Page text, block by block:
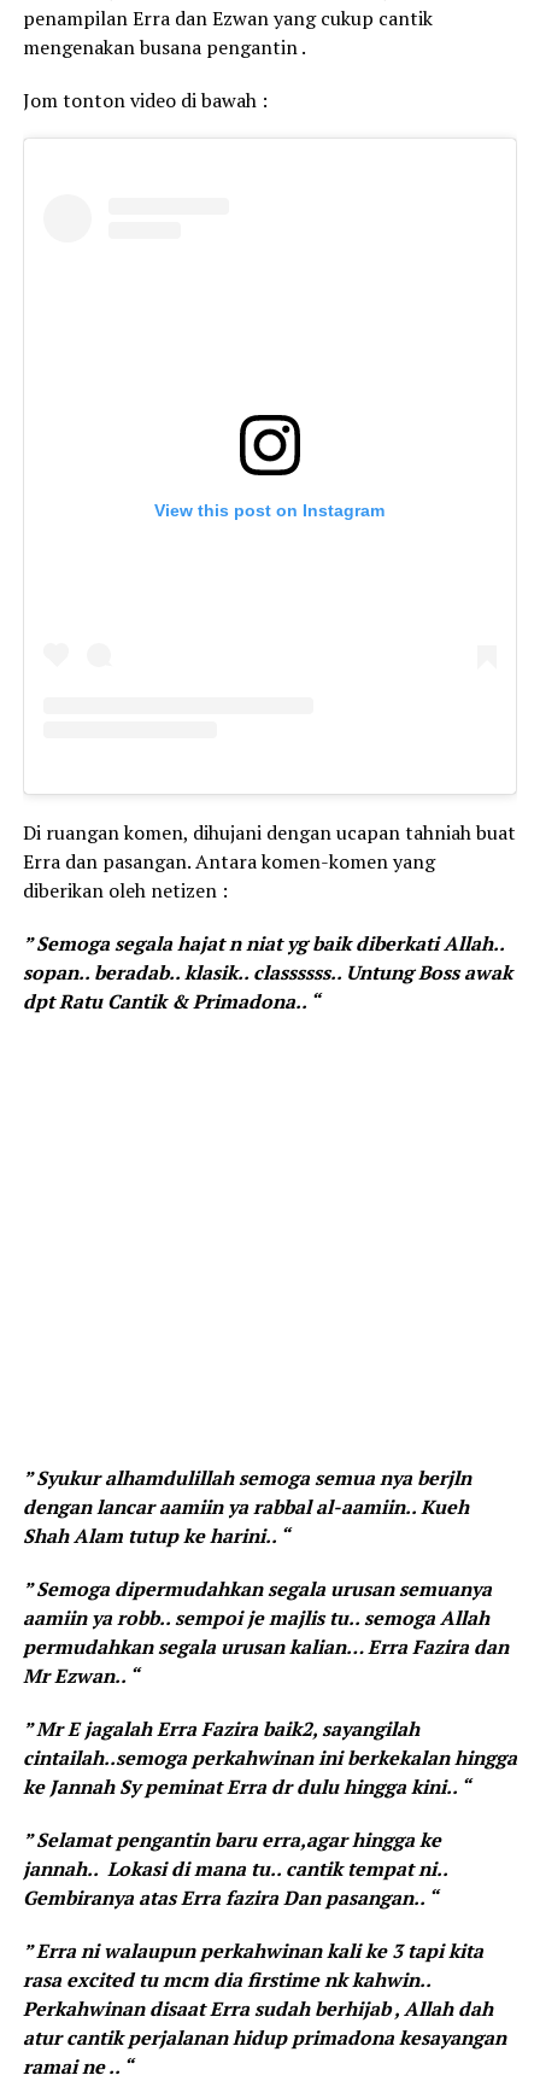
penampilan Erra dan Ezwan yang cukup cantik
mengenakan busana pengantin .
Jom tonton video di bawah :
View this post on Instagram
Di ruangan komen, dihujani dengan ucapan tahniah buat
Erra dan pasangan. Antara komen-komen yang
diberikan oleh netizen :
” Semoga segala hajat n niat yg baik diberkati Allah..
sopan.. beradab.. klasik.. classssss.. Untung Boss awak
dpt Ratu Cantik & Primadona.. “
” Syukur alhamdulillah semoga semua nya berjln
dengan lancar aamiin ya rabbal al-aamiin.. Kueh
Shah Alam tutup ke harini.. “
” Semoga dipermudahkan segala urusan semuanya
aamiin ya robb.. sempoi je majlis tu.. semoga Allah
permudahkan segala urusan kalian… Erra Fazira dan
Mr Ezwan.. “
” Mr E jagalah Erra Fazira baik2, sayangilah
cintailah..semoga perkahwinan ini berkekalan hingga
ke Jannah Sy peminat Erra dr dulu hingga kini.. “
” Selamat pengantin baru erra,agar hingga ke
jannah.. Lokasi di mana tu.. cantik tempat ni..
Gembiranya atas Erra fazira Dan pasangan.. “
” Erra ni walaupun perkahwinan kali ke 3 tapi kita
rasa excited tu mcm dia firstime nk kahwin..
Perkahwinan disaat Erra sudah berhijab , Allah dah
atur cantik perjalanan hidup primadona kesayangan
ramai ne .. “